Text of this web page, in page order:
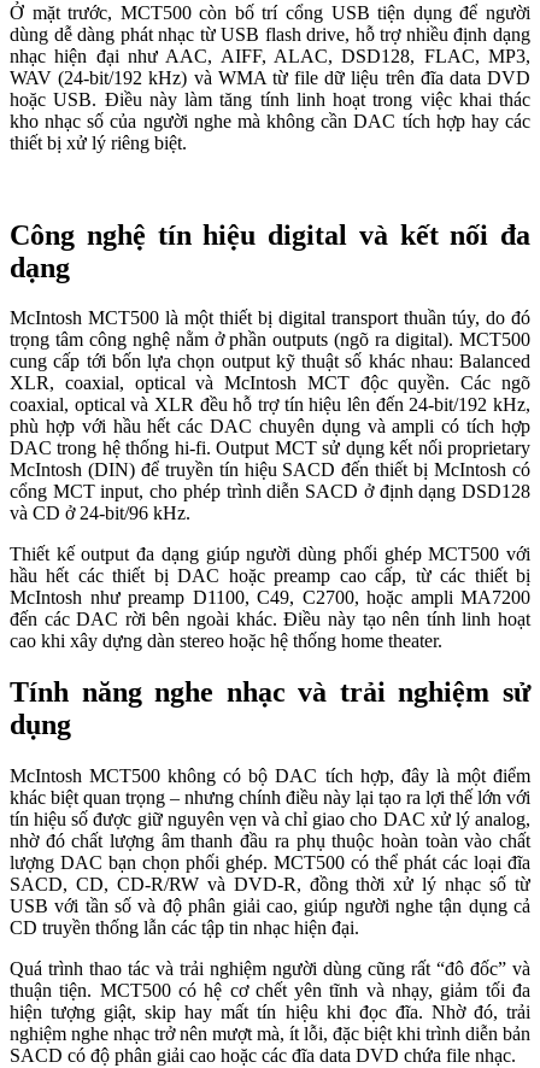
Ở mặt trước, MCT500 còn bố trí cổng USB tiện dụng để người
dùng dễ dàng phát nhạc từ USB flash drive, hỗ trợ nhiều định dạng
nhạc hiện đại như AAC, AIFF, ALAC, DSD128, FLAC, MP3,
WAV (24-bit/192 kHz) và WMA từ file dữ liệu trên đĩa data DVD
hoặc USB. Điều này làm tăng tính linh hoạt trong việc khai thác
kho nhạc số của người nghe mà không cần DAC tích hợp hay các
thiết bị xử lý riêng biệt.
Công nghệ tín hiệu digital và kết nối đa
dạng
McIntosh MCT500 là một thiết bị digital transport thuần túy, do đó
trọng tâm công nghệ nằm ở phần outputs (ngõ ra digital). MCT500
cung cấp tới bốn lựa chọn output kỹ thuật số khác nhau: Balanced
XLR, coaxial, optical và McIntosh MCT độc quyền. Các ngõ
coaxial, optical và XLR đều hỗ trợ tín hiệu lên đến 24-bit/192 kHz,
phù hợp với hầu hết các DAC chuyên dụng và ampli có tích hợp
DAC trong hệ thống hi-fi. Output MCT sử dụng kết nối proprietary
McIntosh (DIN) để truyền tín hiệu SACD đến thiết bị McIntosh có
cổng MCT input, cho phép trình diễn SACD ở định dạng DSD128
và CD ở 24-bit/96 kHz.
Thiết kế output đa dạng giúp người dùng phối ghép MCT500 với
hầu hết các thiết bị DAC hoặc preamp cao cấp, từ các thiết bị
McIntosh như preamp D1100, C49, C2700, hoặc ampli MA7200
đến các DAC rời bên ngoài khác. Điều này tạo nên tính linh hoạt
cao khi xây dựng dàn stereo hoặc hệ thống home theater.
Tính năng nghe nhạc và trải nghiệm sử
dụng
McIntosh MCT500 không có bộ DAC tích hợp, đây là một điểm
khác biệt quan trọng – nhưng chính điều này lại tạo ra lợi thế lớn với
tín hiệu số được giữ nguyên vẹn và chỉ giao cho DAC xử lý analog,
nhờ đó chất lượng âm thanh đầu ra phụ thuộc hoàn toàn vào chất
lượng DAC bạn chọn phối ghép. MCT500 có thể phát các loại đĩa
SACD, CD, CD-R/RW và DVD-R, đồng thời xử lý nhạc số từ
USB với tần số và độ phân giải cao, giúp người nghe tận dụng cả
CD truyền thống lẫn các tập tin nhạc hiện đại.
Quá trình thao tác và trải nghiệm người dùng cũng rất “đô đốc” và
thuận tiện. MCT500 có hệ cơ chết yên tĩnh và nhạy, giảm tối đa
hiện tượng giật, skip hay mất tín hiệu khi đọc đĩa. Nhờ đó, trải
nghiệm nghe nhạc trở nên mượt mà, ít lỗi, đặc biệt khi trình diễn bản
SACD có độ phân giải cao hoặc các đĩa data DVD chứa file nhạc.